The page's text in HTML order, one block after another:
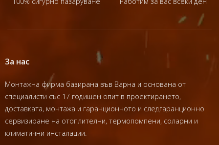
За нас
Монтажна фирма базирана във Варна и основана от
специалисти със 17 годишен опит в проектирането,
доставката, монтажа и гаранционното и следгаранционно
сервизиране на отоплителни, термопомпени, соларни и
климатични инсталации.